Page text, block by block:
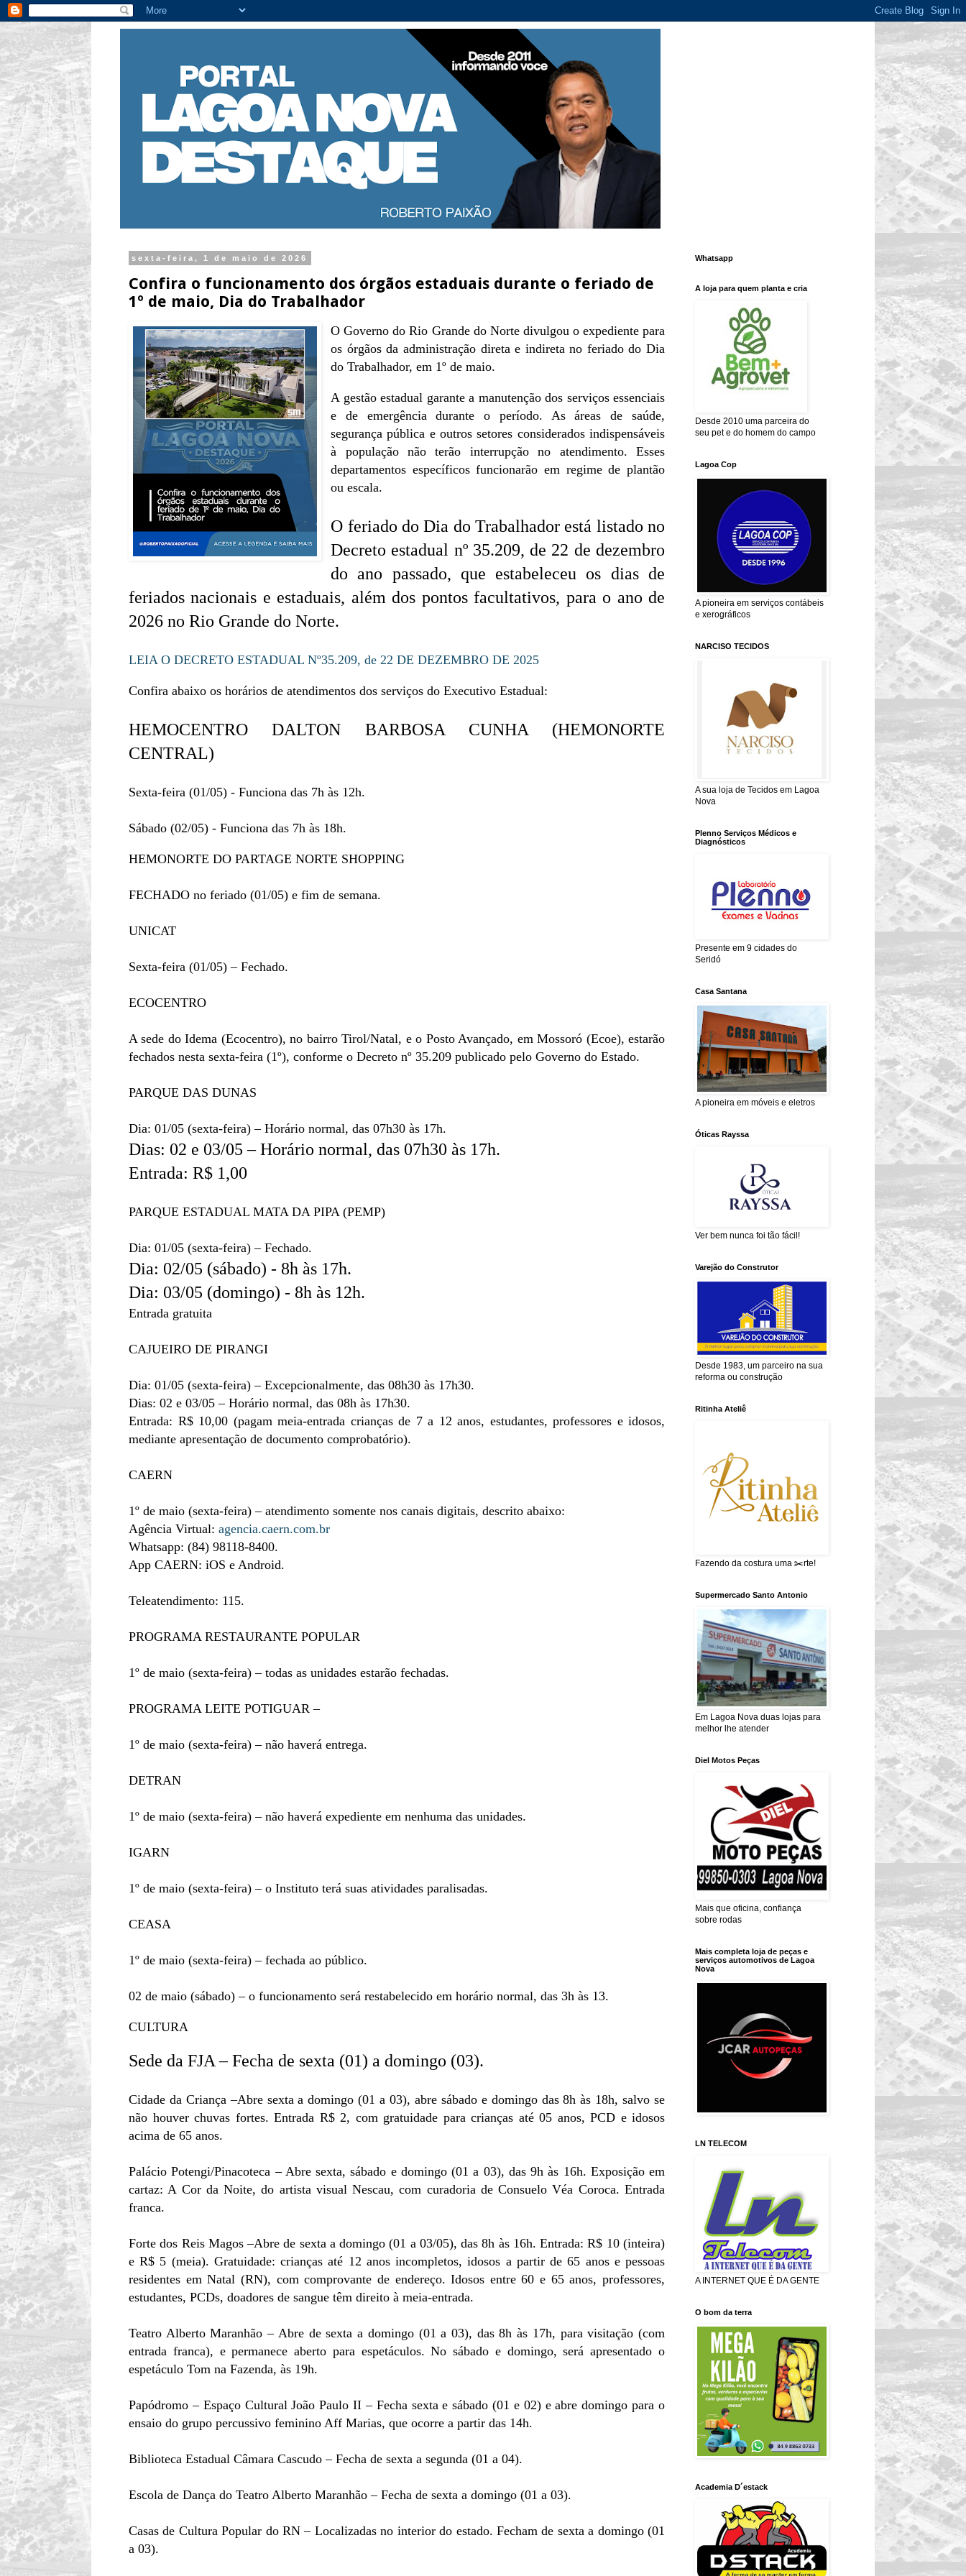
sexta-feira, 1 de maio de 2026
Confira o funcionamento dos órgãos estaduais durante o feriado de
1º de maio, Dia do Trabalhador
O Governo do Rio Grande do Norte divulgou o expediente para
os órgãos da administração direta e indireta no feriado do Dia
do Trabalhador, em 1º de maio.
A gestão estadual garante a manutenção dos serviços essenciais
e de emergência durante o período. As áreas de saúde,
segurança pública e outros setores considerados indispensáveis
à população não terão interrupção no atendimento. Esses
departamentos específicos funcionarão em regime de plantão
ou escala.
O feriado do Dia do Trabalhador está listado no
Decreto estadual nº 35.209, de 22 de dezembro
do ano passado, que estabeleceu os dias de
feriados nacionais e estaduais, além dos pontos facultativos, para o ano de
2026 no Rio Grande do Norte.
LEIA O DECRETO ESTADUAL Nº35.209, de 22 DE DEZEMBRO DE 2025
Confira abaixo os horários de atendimentos dos serviços do Executivo Estadual:
HEMOCENTRO DALTON BARBOSA CUNHA (HEMONORTE
CENTRAL)
Sexta-feira (01/05) - Funciona das 7h às 12h.
Sábado (02/05) - Funciona das 7h às 18h.
HEMONORTE DO PARTAGE NORTE SHOPPING
FECHADO no feriado (01/05) e fim de semana.
UNICAT
Sexta-feira (01/05) – Fechado.
ECOCENTRO
A sede do Idema (Ecocentro), no bairro Tirol/Natal, e o Posto Avançado, em Mossoró (Ecoe), estarão
fechados nesta sexta-feira (1º), conforme o Decreto nº 35.209 publicado pelo Governo do Estado.
PARQUE DAS DUNAS
Dia: 01/05 (sexta-feira) – Horário normal, das 07h30 às 17h.
Dias: 02 e 03/05 – Horário normal, das 07h30 às 17h.
Entrada: R$ 1,00
PARQUE ESTADUAL MATA DA PIPA (PEMP)
Dia: 01/05 (sexta-feira) – Fechado.
Dia: 02/05 (sábado) - 8h às 17h.
Dia: 03/05 (domingo) - 8h às 12h.
Entrada gratuita
CAJUEIRO DE PIRANGI
Dia: 01/05 (sexta-feira) – Excepcionalmente, das 08h30 às 17h30.
Dias: 02 e 03/05 – Horário normal, das 08h às 17h30.
Entrada: R$ 10,00 (pagam meia-entrada crianças de 7 a 12 anos, estudantes, professores e idosos,
mediante apresentação de documento comprobatório).
CAERN
1º de maio (sexta-feira) – atendimento somente nos canais digitais, descrito abaixo:
Agência Virtual: agencia.caern.com.br
Whatsapp: (84) 98118-8400.
App CAERN: iOS e Android.
Teleatendimento: 115.
PROGRAMA RESTAURANTE POPULAR
1º de maio (sexta-feira) – todas as unidades estarão fechadas.
PROGRAMA LEITE POTIGUAR –
1º de maio (sexta-feira) – não haverá entrega.
DETRAN
1º de maio (sexta-feira) – não haverá expediente em nenhuma das unidades.
IGARN
1º de maio (sexta-feira) – o Instituto terá suas atividades paralisadas.
CEASA
1º de maio (sexta-feira) – fechada ao público.
02 de maio (sábado) – o funcionamento será restabelecido em horário normal, das 3h às 13.
CULTURA
Sede da FJA – Fecha de sexta (01) a domingo (03).
Cidade da Criança –Abre sexta a domingo (01 a 03), abre sábado e domingo das 8h às 18h, salvo se
não houver chuvas fortes. Entrada R$ 2, com gratuidade para crianças até 05 anos, PCD e idosos
acima de 65 anos.
Palácio Potengi/Pinacoteca – Abre sexta, sábado e domingo (01 a 03), das 9h às 16h. Exposição em
cartaz: A Cor da Noite, do artista visual Nescau, com curadoria de Consuelo Véa Coroca. Entrada
franca.
Forte dos Reis Magos –Abre de sexta a domingo (01 a 03/05), das 8h às 16h. Entrada: R$ 10 (inteira)
e R$ 5 (meia). Gratuidade: crianças até 12 anos incompletos, idosos a partir de 65 anos e pessoas
residentes em Natal (RN), com comprovante de endereço. Idosos entre 60 e 65 anos, professores,
estudantes, PCDs, doadores de sangue têm direito à meia-entrada.
Teatro Alberto Maranhão – Abre de sexta a domingo (01 a 03), das 8h às 17h, para visitação (com
entrada franca), e permanece aberto para espetáculos. No sábado e domingo, será apresentado o
espetáculo Tom na Fazenda, às 19h.
Papódromo – Espaço Cultural João Paulo II – Fecha sexta e sábado (01 e 02) e abre domingo para o
ensaio do grupo percussivo feminino Aff Marias, que ocorre a partir das 14h.
Biblioteca Estadual Câmara Cascudo – Fecha de sexta a segunda (01 a 04).
Escola de Dança do Teatro Alberto Maranhão – Fecha de sexta a domingo (01 a 03).
Casas de Cultura Popular do RN – Localizadas no interior do estado. Fecham de sexta a domingo (01
a 03).
Whatsapp
A loja para quem planta e cria
Desde 2010 uma parceira do
seu pet e do homem do campo
Lagoa Cop
A pioneira em serviços contábeis
e xerográficos
NARCISO TECIDOS
A sua loja de Tecidos em Lagoa
Nova
Plenno Serviços Médicos e
Diagnósticos
Presente em 9 cidades do
Seridó
Casa Santana
A pioneira em móveis e eletros
Óticas Rayssa
Ver bem nunca foi tão fácil!
Varejão do Construtor
Desde 1983, um parceiro na sua
reforma ou construção
Ritinha Ateliê
Fazendo da costura uma ✂️rte!
Supermercado Santo Antonio
Em Lagoa Nova duas lojas para
melhor lhe atender
Diel Motos Peças
Mais que oficina, confiança
sobre rodas
Mais completa loja de peças e
serviços automotivos de Lagoa
Nova
LN TELECOM
A INTERNET QUE É DA GENTE
O bom da terra
Academia D´estack